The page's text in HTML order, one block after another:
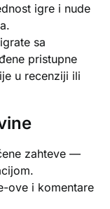
igre i nude
sa
pristupne
u recenziji ili
zahteve —
ove i komentare